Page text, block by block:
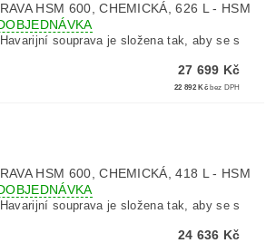
HSM 600, CHEMICKÁ, 626 L - HSM
souprava je složena tak, aby se s
27 699 Kč
22 892 Kč bez DPH
HSM 600, CHEMICKÁ, 418 L - HSM
souprava je složena tak, aby se s
24 636 Kč